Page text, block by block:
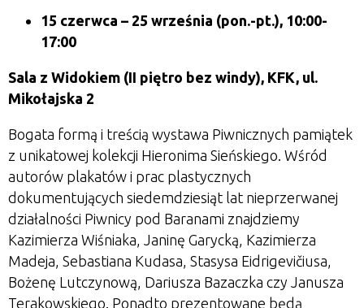
15 czerwca – 25 września (pon.-pt.), 10:00-
17:00
Sala z Widokiem (II piętro bez windy), KFK, ul.
Mikołajska 2
Bogata formą i treścią wystawa Piwnicznych pamiątek
z unikatowej kolekcji Hieronima Sieńskiego. Wśród
autorów plakatów i prac plastycznych
dokumentujących siedemdziesiąt lat nieprzerwanej
działalności Piwnicy pod Baranami znajdziemy
Kazimierza Wiśniaka, Janinę Garycką, Kazimierza
Madeja, Sebastiana Kudasa, Stasysa Eidrigevičiusa,
Bożenę Lutczynową, Dariusza Bazaczka czy Janusza
Terakowskiego. Ponadto prezentowane będą